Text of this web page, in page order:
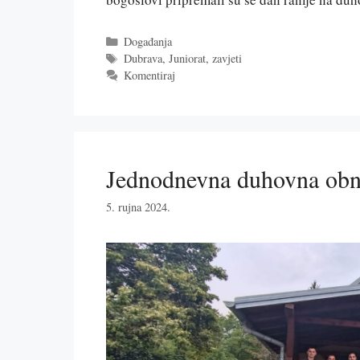
Kategorije
Događanja
Oznake
Dubrava, Juniorat, zavjeti
Komentiraj
Jednodnevna duhovna
5. rujna 2024.